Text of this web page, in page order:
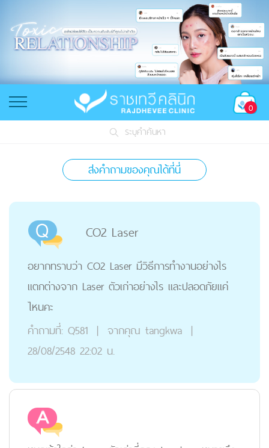
0
ระบุคำค้นหา
ส่งคำถามของคุณได้ที่นี่
CO2 Laser
อยากทราบว่า CO2 Laser มีวิธีการทำงานอย่างไร
แตกต่างจาก Laser ตัวเก่าอย่างไร และปลอดภัยแค่
ไหนคะ
คำถามที่: Q581 | จากคุณ tangkwa |
28/08/2548 22:02 น.